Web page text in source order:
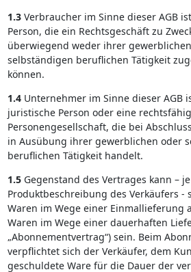
1.3Verbraucher im Sinne dieser AGB
Person, die ein Rechtsgeschäft zu
überwiegend weder ihrer
selbständigen beruflichen Tätigkeit
können.
1.4Unternehmer im Sinne dieser AGB
juristische Person oder eine
Personengesellschaft, die bei
in Ausübung ihrer gewerblichen oder
beruflichen Tätigkeit handelt.
1.5Gegenstand des Vertrages kann –
Produktbeschreibung des Verkäufers -
Waren im Wege einer Einmallieferung
Waren im Wege einer dauerhaften
„Abonnementvertrag“) sein. Beim
verpflichtet sich der Verkäufer, dem
geschuldete Ware für die Dauer der